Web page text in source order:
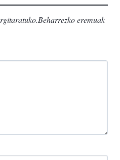
Beharrezko eremuak